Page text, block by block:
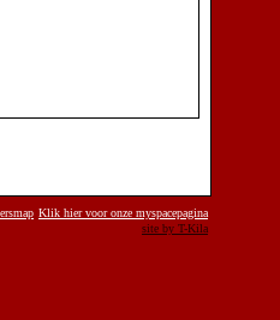
Klik hier voor onze myspacepagina
site by T-Kila